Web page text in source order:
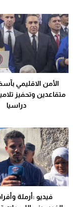
الأمن الاقليمي
متقاعدين وتحفيز
دراسيا
فيديو :أرملة